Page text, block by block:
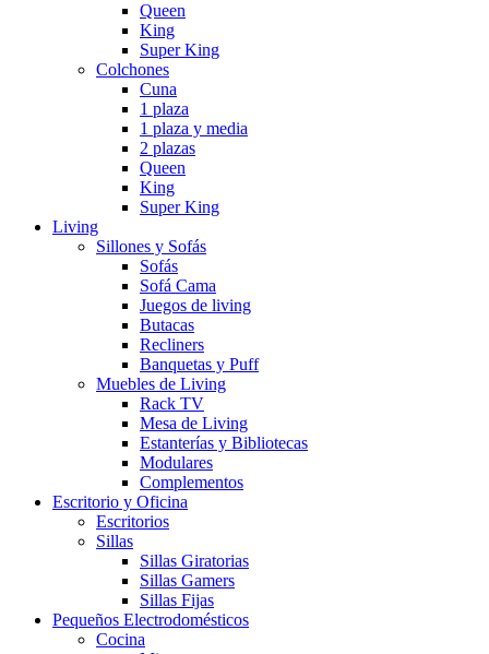
Queen
King
Super King
Colchones
Cuna
1 plaza
1 plaza y media
2 plazas
Queen
King
Super King
Living
Sillones y Sofás
Sofás
Sofá Cama
Juegos de living
Butacas
Recliners
Banquetas y Puff
Muebles de Living
Rack TV
Mesa de Living
Estanterías y Bibliotecas
Modulares
Complementos
Escritorio y Oficina
Escritorios
Sillas
Sillas Giratorias
Sillas Gamers
Sillas Fijas
Pequeños Electrodomésticos
Cocina